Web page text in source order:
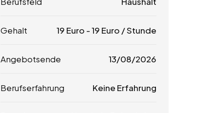
Gehalt 19 Euro -19 Euro / Stunde
Angebotsende 13/08/2026
Berufserfahrung Keine Erfahrung